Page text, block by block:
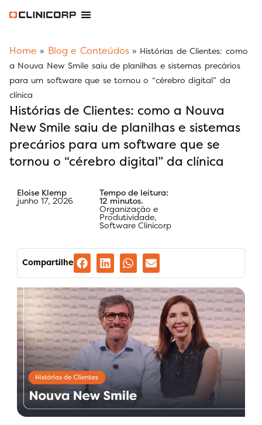
Home » Blog e Conteúdos» Histórias de Clientes: como
a Nouva New Smile saiu de planilhas e sistemas precários
para um software que se tornou o “cérebro digital” da
clínica
Histórias de Clientes: como a Nouva
New Smile saiu de planilhas e sistemas
precários para um software que se
tornou o “cérebro digital” da clínica
Eloise Klemp
junho 17, 2026
Tempo de leitura:
12 minutos.
Organização e
Produtividade,
Software Clinicorp
Compartilhe